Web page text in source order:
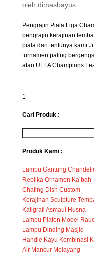
oleh dimasbayus
Pengrajin Piala Liga
pengrajin kerajinan
piala dan tentunya kami
turnamen paling
atau UEFA Champions
1
Cari Produk :
Produk Kami ;
Lampu Gantung
Replika Ornamen Ka’bah
Chafing Dish Custom
Kerajinan Sculpture
Kaligrafi Asmaul Husna
Lampu Plafon Model
Lampu Dinding Masjid
Handle Kayu Kombinasi
Air Mancur Melayang